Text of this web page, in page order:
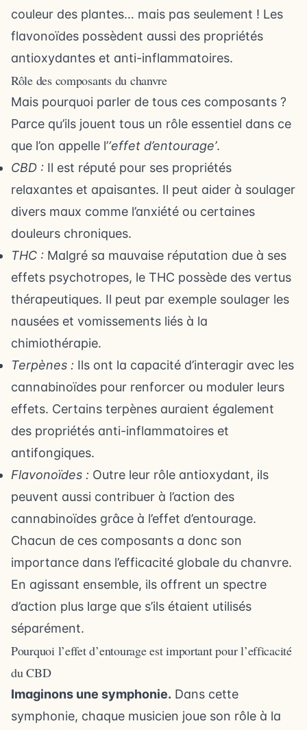
couleur des plantes… mais pas seulement ! Les
flavonoïdes possèdent aussi des propriétés
antioxydantes et anti-inflammatoires.
Rôle des composants du chanvre
Mais pourquoi parler de tous ces composants ?
Parce qu’ils jouent tous un rôle essentiel dans ce
que l’on appelle l’‘effet d’entourage’.
CBD : Il est réputé pour ses propriétés
relaxantes et apaisantes. Il peut aider à soulager
divers maux comme l’anxiété ou certaines
douleurs chroniques.
THC : Malgré sa mauvaise réputation due à ses
effets psychotropes, le THC possède des vertus
thérapeutiques. Il peut par exemple soulager les
nausées et vomissements liés à la
chimiothérapie.
Terpènes : Ils ont la capacité d’interagir avec les
cannabinoïdes pour renforcer ou moduler leurs
effets. Certains terpènes auraient également
des propriétés anti-inflammatoires et
antifongiques.
Flavonoïdes : Outre leur rôle antioxydant, ils
peuvent aussi contribuer à l’action des
cannabinoïdes grâce à l’effet d’entourage.
Chacun de ces composants a donc son
importance dans l’efficacité globale du chanvre.
En agissant ensemble, ils offrent un spectre
d’action plus large que s’ils étaient utilisés
séparément.
Pourquoi l’effet d’entourage est important pour l’efficacité
du CBD
Imaginons une symphonie. Dans cette
symphonie, chaque musicien joue son rôle à la